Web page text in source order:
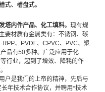
式、槽盘式。
塔内件产品、化工填料。 现有规
要材质有金属类有：不锈钢、碳
、PVDF、CPVC、PVC、聚
品有50多种。广泛应用于化
行业，起到了增效、降耗的作
户是我们的上帝的精神，先后与
年技术合作协议，并聘用*技术